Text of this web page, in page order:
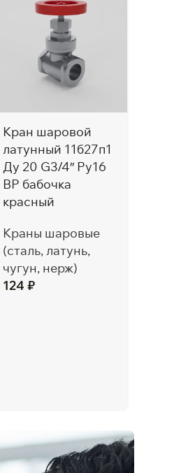
Кран шаровой
латунный 11б27п1
Ду 20 G3/4″ Ру16
ВР бабочка
красный
Краны шаровые
(сталь, латунь,
чугун, нерж)
124 ₽